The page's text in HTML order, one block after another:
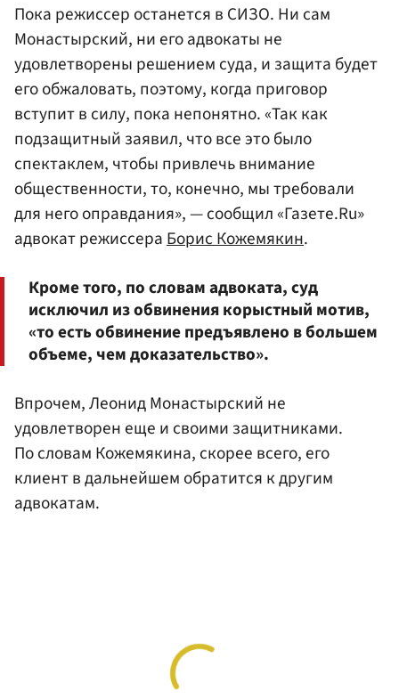
Пока режиссер останется в СИЗО. Ни сам
Монастырский, ни его адвокаты не
удовлетворены решением суда, и защита будет
его обжаловать, поэтому, когда приговор
вступит в силу, пока непонятно. «Так как
подзащитный заявил, что все это было
спектаклем, чтобы привлечь внимание
общественности, то, конечно, мы требовали
для него оправдания», — сообщил «Газете.Ru»
адвокат режиссераБорис Кожемякин.
Кроме того, по словам адвоката, суд
исключил из обвинения корыстный мотив,
«то есть обвинение предъявлено в большем
объеме, чем доказательство».
Впрочем, Леонид Монастырский не
удовлетворен еще и своими защитниками.
По словам Кожемякина, скорее всего, его
клиент в дальнейшем обратится к другим
адвокатам.